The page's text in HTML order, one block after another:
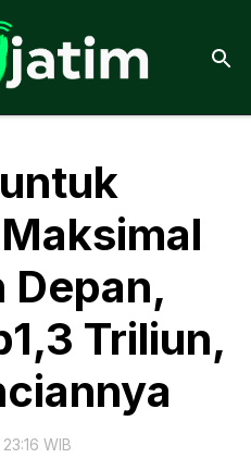
Depan,
Triliun,
WIB